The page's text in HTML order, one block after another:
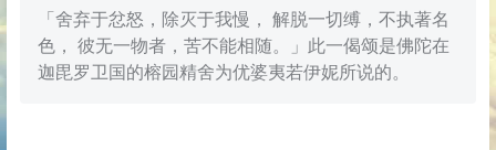
「舍弃于忿怒，除灭于我慢， 解脱一切缚，不执著名
色， 彼无一物者，苦不能相随。」此一偈颂是佛陀在
迦毘罗卫国的榕园精舍为优婆夷若伊妮所说的。